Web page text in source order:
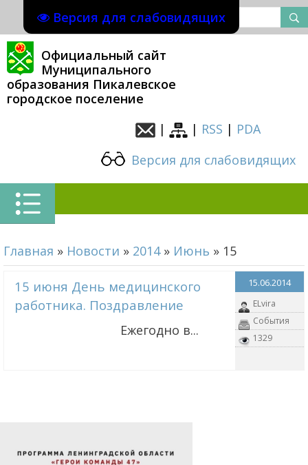
Версия для слабовидящих
Официальный сайт
Муниципального
образования Пикалевское
городское поселение
|
| RSS | PDA
Версия для слабовидящих
Главная » Новости » 2014 » Июнь » 15
15 июня День медицинского
работника. Поздравление
Ежегодно в...
15.06.2014
ELvira
События
1329